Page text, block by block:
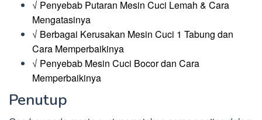
√ Penyebab Putaran Mesin Cuci Lemah & Cara
Mengatasinya
√ Berbagai Kerusakan Mesin Cuci 1 Tabung dan
Cara Memperbaikinya
√ Penyebab Mesin Cuci Bocor dan Cara
Memperbaikinya
Penutup